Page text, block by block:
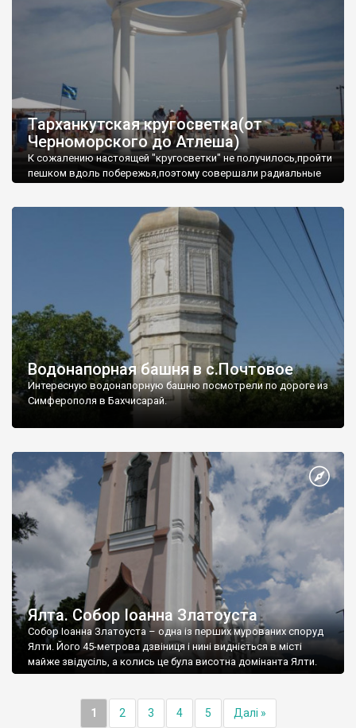
Тарханкутская кругосветка(от
Черноморского до Атлеша)
К сожалению настоящей "кругосветки" не получилось,пройти
пешком вдоль побережья,поэтому совершали радиальные
Водонапорная башня в с.Почтовое
Интересную водонапорную башню посмотрели по дороге из
Симферополя в Бахчисарай.
Ялта. Собор Іоанна Златоуста
Собор Іоанна Златоуста – одна із перших мурованих споруд
Ялти. Його 45-метрова дзвіниця і нині видніється в місті
майже звідусіль, а колись це була висотна домінанта Ялти.
1 2 3 4 5 Далі »